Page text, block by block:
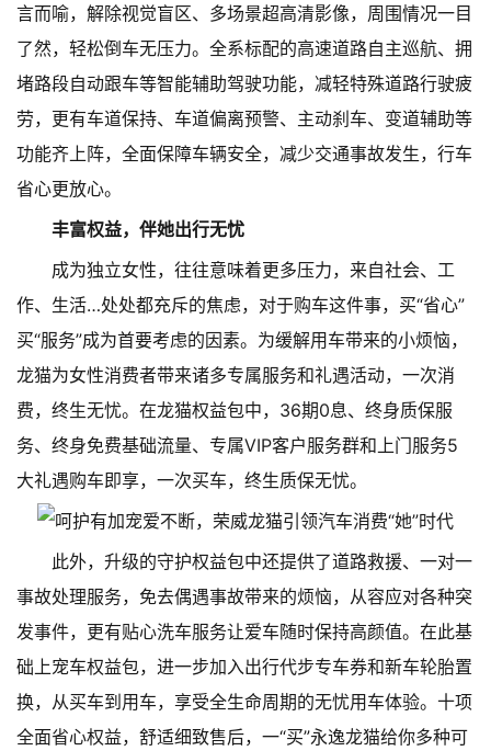
言而喻，解除视觉盲区、多场景超高清影像，周围情况一目
了然，轻松倒车无压力。全系标配的高速道路自主巡航、拥
堵路段自动跟车等智能辅助驾驶功能，减轻特殊道路行驶疲
劳，更有车道保持、车道偏离预警、主动刹车、变道辅助等
功能齐上阵，全面保障车辆安全，减少交通事故发生，行车
省心更放心。
丰富权益，伴她出行无忧
成为独立女性，往往意味着更多压力，来自社会、工
作、生活…处处都充斥的焦虑，对于购车这件事，买“省心”
买“服务”成为首要考虑的因素。为缓解用车带来的小烦恼，
龙猫为女性消费者带来诸多专属服务和礼遇活动，一次消
费，终生无忧。在龙猫权益包中，36期0息、终身质保服
务、终身免费基础流量、专属VIP客户服务群和上门服务5
大礼遇购车即享，一次买车，终生质保无忧。
此外，升级的守护权益包中还提供了道路救援、一对一
事故处理服务，免去偶遇事故带来的烦恼，从容应对各种突
发事件，更有贴心洗车服务让爱车随时保持高颜值。在此基
础上宠车权益包，进一步加入出行代步专车券和新车轮胎置
换，从买车到用车，享受全生命周期的无忧用车体验。十项
全面省心权益，舒适细致售后，一“买”永逸龙猫给你多种可